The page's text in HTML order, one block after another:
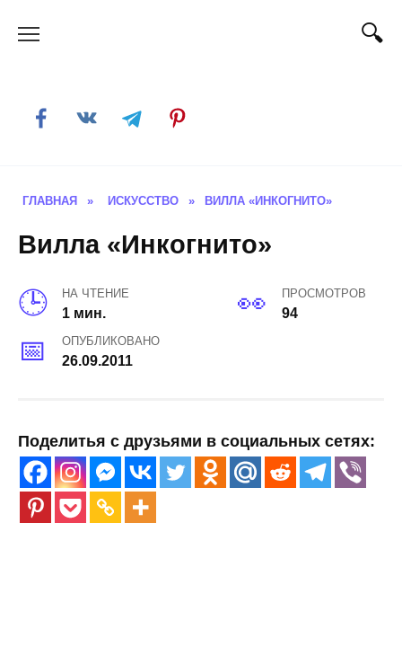
ГЛАВНАЯ » ИСКУССТВО » ВИЛЛА «ИНКОГНИТО»
Вилла «Инкогнито»
НА ЧТЕНИЕ
1 мин.
ПРОСМОТРОВ
94
ОПУБЛИКОВАНО
26.09.2011
Поделитья с друзьями в социальных сетях: